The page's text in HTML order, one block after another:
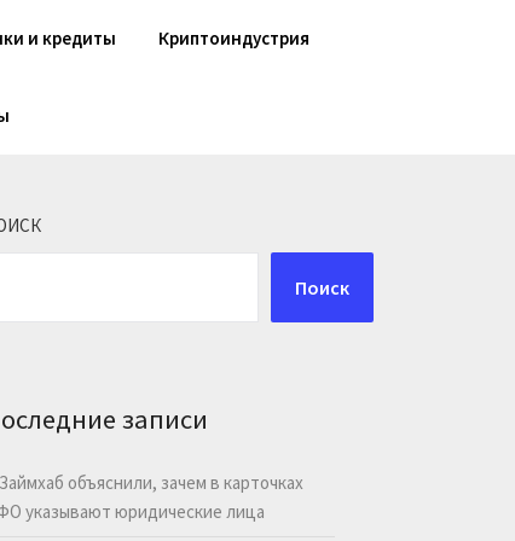
и кредиты Криптоиндустрия
Поиск
записи
объяснили, зачем в карточках
указывают юридические лица